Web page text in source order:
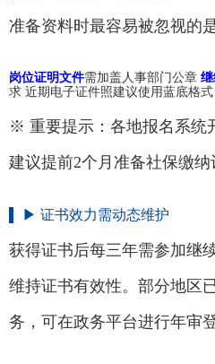
准备资料时最容易被忽视的
岗位证明文件需加盖人事部门公章
求 近期电子证件照建议使用蓝底格
※ 重要提示：各地报名系统
建议提前2个月准备社保缴纳
▶ 证书效力需动态维护
获得证书后每三年需参加继
维持证书有效性。部分地区
务，可在政务平台进行年审登